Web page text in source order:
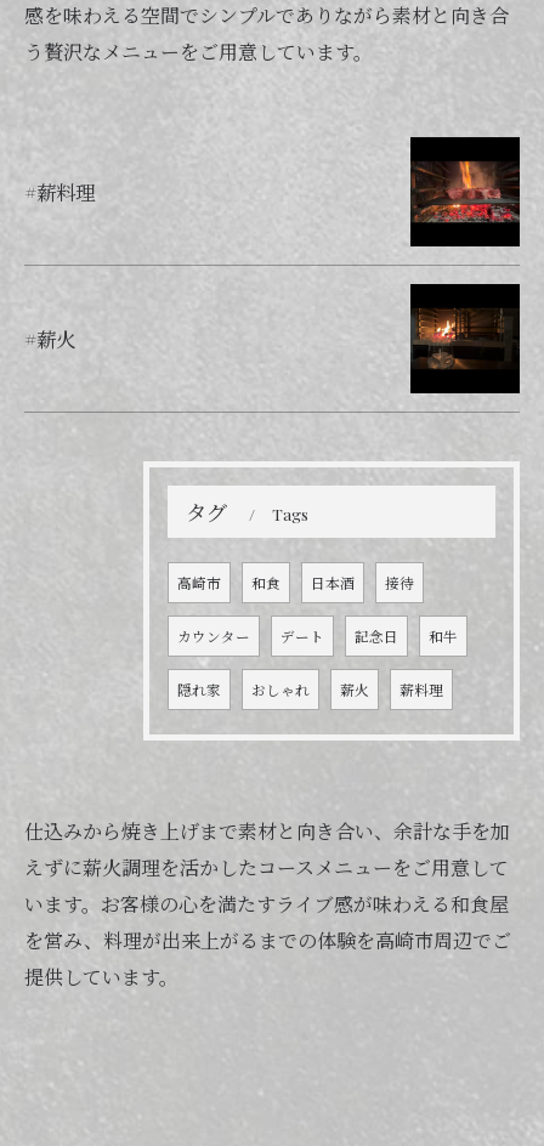
感を味わえる空間でシンプルでありながら素材と向き合
う贅沢なメニューをご用意しています。
#薪料理
#薪火
タグ Tags
高崎市 和食 日本酒 接待
カウンター デート 記念日 和牛
隠れ家 おしゃれ 薪火 薪料理
仕込みから焼き上げまで素材と向き合い、余計な手を加
えずに薪火調理を活かしたコースメニューをご用意して
います。お客様の心を満たすライブ感が味わえる和食屋
を営み、料理が出来上がるまでの体験を高崎市周辺でご
提供しています。